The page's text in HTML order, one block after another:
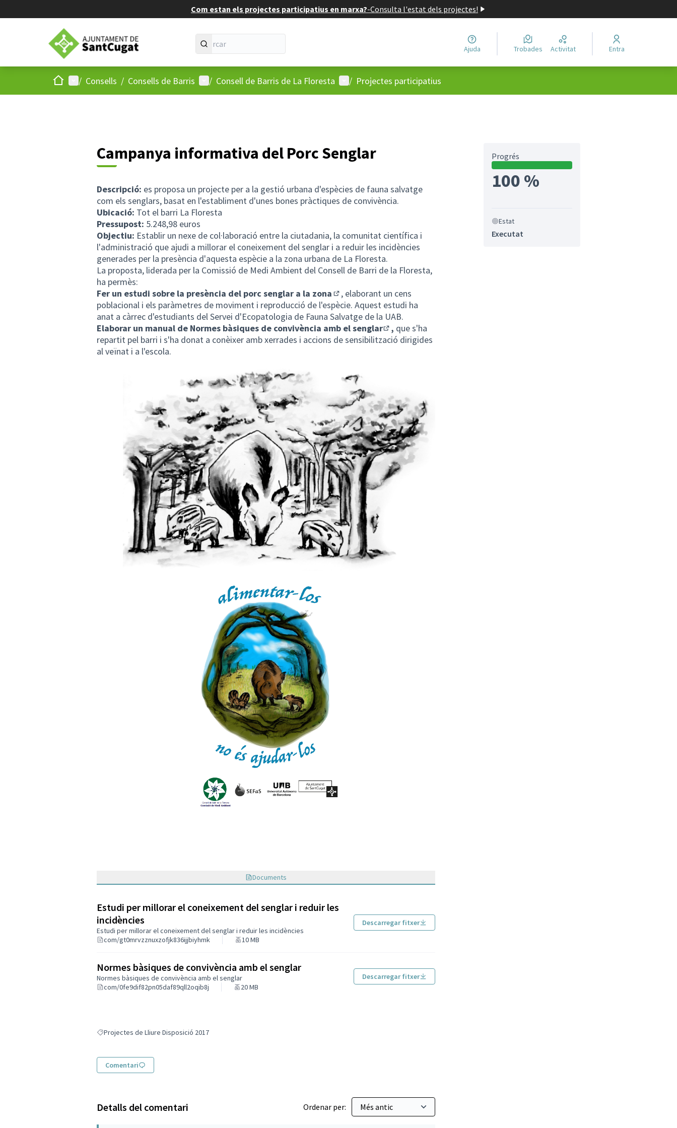
Com estan els projectes participatius en marxa?-Consulta l'estat dels projectes!
Ajuda Trobades Activitat Entra
Inici Menú principal
/ Consells / Consells de Barris Menú d'usuari
/ Consell de Barris de La Floresta Menú d'usuari
/ Projectes participatius
Campanya informativa del Porc Senglar
Descripció: es proposa un projecte per a la gestió urbana d'espècies de fauna salvatge
com els senglars, basat en l'establiment d'unes bones pràctiques de convivència.
Ubicació: Tot el barri La Floresta
Pressupost: 5.248,98 euros
Objectiu: Establir un nexe de col·laboració entre la ciutadania, la comunitat científica i
l'administració que ajudi a millorar el coneixement del senglar i a reduir les incidències
generades per la presència d'aquesta espècie a la zona urbana de La Floresta.
La proposta, liderada per la Comissió de Medi Ambient del Consell de Barri de la Floresta,
ha permès:
Fer un estudi sobre la presència del porc senglar a la zona
(Enllaç extern)
, elaborant un cens
poblacional i els paràmetres de moviment i reproducció de l'espècie. Aquest estudi ha
anat a càrrec d'estudiants del Servei d'Ecopatologia de Fauna Salvatge de la UAB.
Elaborar un manual de Normes bàsiques de convivència amb el senglar
(Enllaç extern)
, que s'ha
repartit pel barri i s'ha donat a conèixer amb xerrades i accions de sensibilització dirigides
al veïnat i a l'escola.
Documents
Estudi per millorar el coneixement del senglar i reduir les
incidències
Estudi per millorar el coneixement del senglar i reduir les incidències
com/gt0mrvzznuxzofjk836ijjbiyhmk
10 MB
Descarregar fitxer
Normes bàsiques de convivència amb el senglar
Normes bàsiques de convivència amb el senglar
com/0fe9dif82pn05daf89qll2oqib8j
20 MB
Descarregar fitxer
Resultats en filtrar per: Projectes de Lliure Disposició 2017
Projectes de Lliure Disposició 2017
Comentari
Progrés
100 %
Estat
Executat
Detalls del comentari Ordenar per: